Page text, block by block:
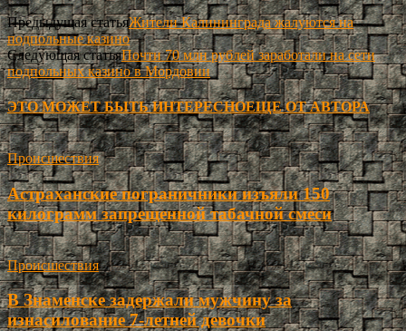
Предыдущая статьяЖители Калининграда жалуются на
подпольные казино
Следующая статьяПочти 70 млн рублей заработали на сети
подпольных казино в Мордовии
ЭТО МОЖЕТ БЫТЬ ИНТЕРЕСНОЕЩЕ ОТ АВТОРА
Происшествия
Астраханские пограничники изъяли 150
килограмм запрещенной табачной смеси
Происшествия
В Знаменске задержали мужчину за
изнасилование 7-летней девочки